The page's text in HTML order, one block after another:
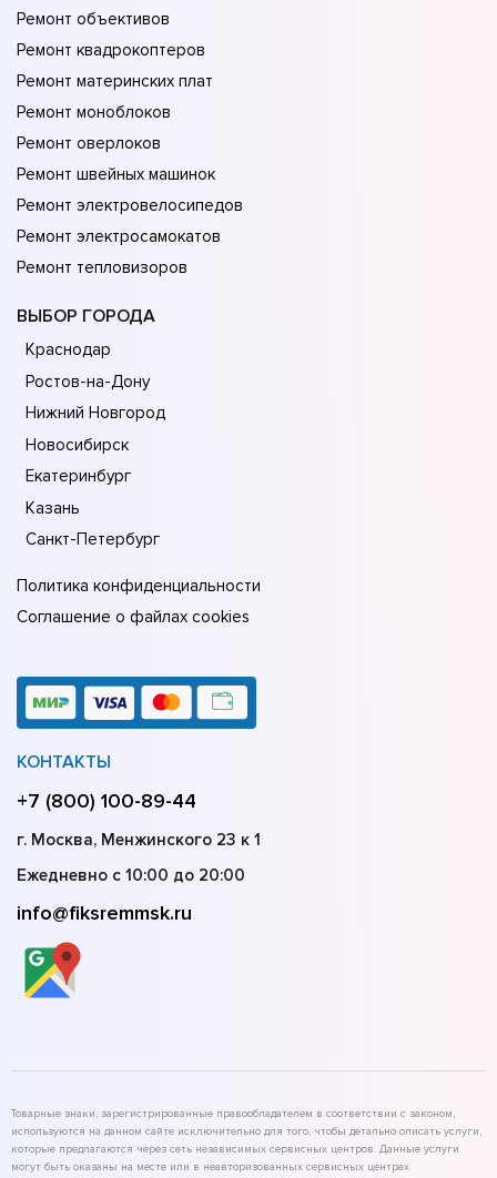
Ремонт объективов
Ремонт квадрокоптеров
Ремонт материнских плат
Ремонт моноблоков
Ремонт оверлоков
Ремонт швейных машинок
Ремонт электровелосипедов
Ремонт электросамокатов
Ремонт тепловизоров
ВЫБОР ГОРОДА
Краснодар
Ростов-на-Дону
Нижний Новгород
Новосибирск
Екатеринбург
Казань
Санкт-Петербург
Политика конфиденциальности
Соглашение о файлах cookies
КОНТАКТЫ
+7 (800) 100-89-44
г. Москва, Менжинского 23 к 1
Ежедневно с 10:00 до 20:00
info@fiksremmsk.ru
Товарные знаки, зарегистрированные правообладателем в соответствии с законом,
используются на данном сайте исключительно для того, чтобы детально описать услуги,
которые предлагаются через сеть независимых сервисных центров. Данные услуги
могут быть оказаны на месте или в неавторизованных сервисных центрах